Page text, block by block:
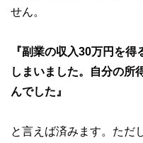
せん。
『副業の収入30万円を
しまいました。自分の所
んでした』
と言えば済みます。ただ